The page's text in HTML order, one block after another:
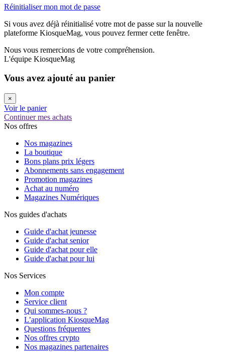
Réinitialiser mon mot de passe
Si vous avez déjà réinitialisé votre mot de passe sur la nouvelle
plateforme KiosqueMag, vous pouvez fermer cette fenêtre.
Nous vous remercions de votre compréhension.
L'équipe KiosqueMag
Vous avez ajouté au panier
×
Voir le panier
Continuer mes achats
Nos offres
Nos magazines
La boutique
Bons plans prix légers
Abonnements sans engagement
Promotion magazines
Achat au numéro
Magazines Numériques
Nos guides d'achats
Guide d'achat jeunesse
Guide d'achat senior
Guide d'achat pour elle
Guide d'achat pour lui
Nos Services
Mon compte
Service client
Qui sommes-nous ?
L’application KiosqueMag
Questions fréquentes
Nos offres crypto
Nos magazines partenaires